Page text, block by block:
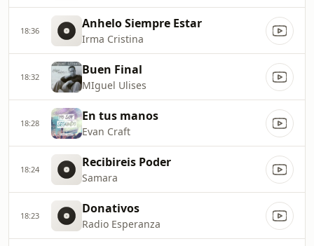
18:36 Anhelo Siempre Estar
Irma Cristina
18:32 Buen Final
MIguel Ulises
18:28 En tus manos
Evan Craft
18:24 Recibireis Poder
Samara
18:23 Donativos
Radio Esperanza